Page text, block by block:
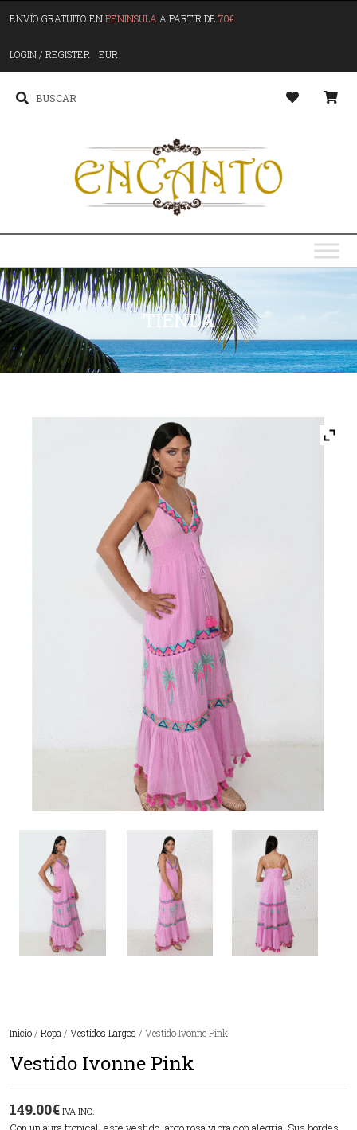
ENVÍO GRATUITO ENPENINSULA A PARTIR DE 70€
LOGIN / REGISTER EUR
TIENDA
Inicio / Ropa / Vestidos Largos / Vestido Ivonne Pink
Vestido Ivonne Pink
149.00€ IVA INC.